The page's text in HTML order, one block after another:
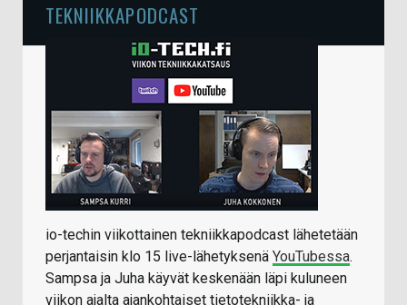
TEKNIIKKAPODCAST
io-techin viikottainen tekniikkapodcast lähetetään
perjantaisin klo 15 live-lähetyksenä YouTubessa.
Sampsa ja Juha käyvät keskenään läpi kuluneen
viikon ajalta ajankohtaiset tietotekniikka- ja